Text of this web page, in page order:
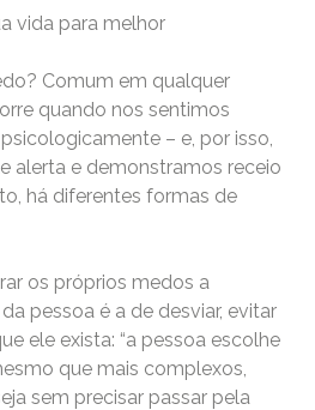
vida para melhor
Comum em qualquer
quando nos sentimos
– e, por isso,
alerta e demonstramos receio
há diferentes formas de
os próprios medos a
pessoa é a de desviar, evitar
ele exista: “a pessoa escolhe
que mais complexos,
sem precisar passar pela